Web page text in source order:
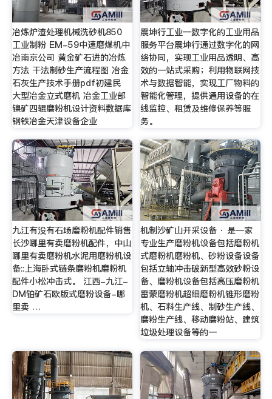
冶炼炉渣处理机械洗砂机850
工业制粉 EM-59中速磨煤机中
冶南京公司 黄金矿石进的冶炼
方法 干法制砂生产流程图 冶金
石灰生产技术手册pdf初建民
大型冶金立式磨机 冶金工业部
镍矿四辊磨粉机设计资料数据库
钢铁冶金天津设备企业
震坤行工业—数字化的工业用品
服务平台震坤行通过数字化的网
络协同，实现工业用品透明、高
效的一站式采购；利用物联网技
术与数据智能，实现工厂物料的
智能化管理，提供通用设备的在
线监控、租赁及维修保养等服
务。
九江有没有石场磨粉机配件销售
长沙哪里有卖磨粉机配件，中山
哪里有卖磨粉机水泥用磨粉机设
备::上海卧式链条磨粉机磨粉机
配件小松冲击式。 江西-九江-
DM铂矿石欧版式磨粉设备-哪
里卖 …
机制沙矿山开采设备 · 是一家
专业生产磨粉机设备包括磨粉机
式磨粉机磨粉机、砂粉设备设备
包括立轴冲击破新型高效砂粉设
备、磨粉机设备包括高压磨粉机
雷蒙磨粉机超细磨粉机锥形磨粉
机、石料生产线、制砂生产线、
磨粉生产线、移动磨粉站、建筑
垃圾处理设备等的一